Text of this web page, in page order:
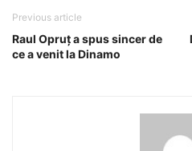
Previous article
Raul Opruț a spus sincer de
ce a venit la Dinamo